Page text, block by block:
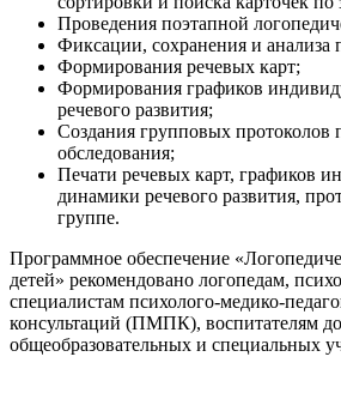
Проведения поэтапной
Фиксации, сохранения и
Формирования речевых карт;
Формирования графиков
речевого развития;
Создания групповых протоколов
обследования;
Печати речевых карт, графиков
динамики речевого развития,
группе.
Программное обеспечение
детей» рекомендовано логопедам,
специалистам психолого-медико-
консультаций (ПМПК), воспитателям
общеобразовательных и специальных